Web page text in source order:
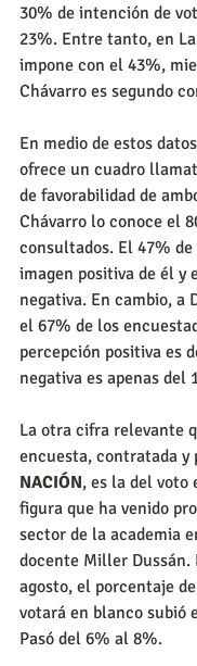
30% de intención de
23%. Entre tanto, en
impone con el 43%,
Chávarro es segundo
En medio de estos
ofrece un cuadro
de favorabilidad de
Chávarro lo conoce el
consultados. El 47%
imagen positiva de él y
negativa. En cambio, a
el 67% de los
percepción positiva es
negativa es apenas del
La otra cifra relevante
encuesta, contratada y
NACIÓN, es la del voto
figura que ha venido
sector de la academia
docente Miller
agosto, el porcentaje
votará en blanco subió
Pasó del 6% al 8%.